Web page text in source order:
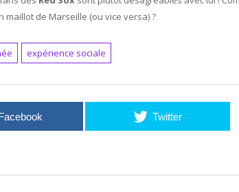
maillot de Marseille (ou vice versa) ?
expérience sociale
Twitter